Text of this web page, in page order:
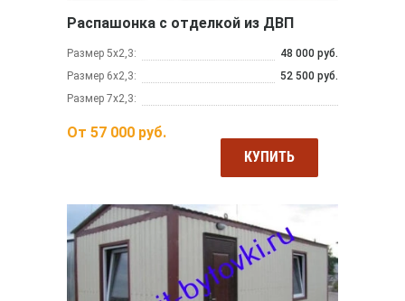
Распашонка с отделкой из ДВП
Размер 5х2,3:
48 000 руб.
Размер 6х2,3:
52 500 руб.
Размер 7х2,3:
От 57 000 руб.
КУПИТЬ